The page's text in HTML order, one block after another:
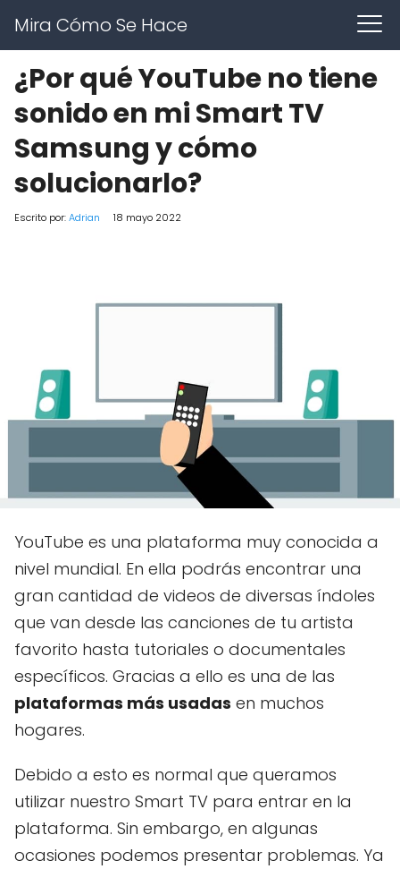
Mira Cómo Se Hace
¿Por qué YouTube no tiene
sonido en mi Smart TV
Samsung y cómo
solucionarlo?
Escrito por:Adrian 18 mayo 2022
YouTube es una plataforma muy conocida a
nivel mundial. En ella podrás encontrar una
gran cantidad de videos de diversas índoles
que van desde las canciones de tu artista
favorito hasta tutoriales o documentales
específicos. Gracias a ello es una de las
plataformas más usadas en muchos
hogares.
Debido a esto es normal que queramos
utilizar nuestro Smart TV para entrar en la
plataforma. Sin embargo, en algunas
ocasiones podemos presentar problemas. Ya